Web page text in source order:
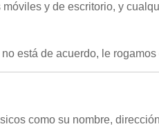
y de escritorio, y
está de acuerdo, le
como su nombre,